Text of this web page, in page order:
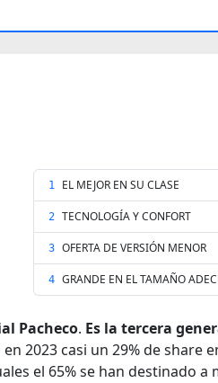
1 EL MEJOR EN SU CLASE
2 TECNOLOGÍA Y CONFORT
3 OFERTA DE VERSIÓN MENOR
4 GRANDE EN EL TAMAÑO
Pacheco. Es la tercera
2023 casi un 29% de share
el 65% se han destinado a